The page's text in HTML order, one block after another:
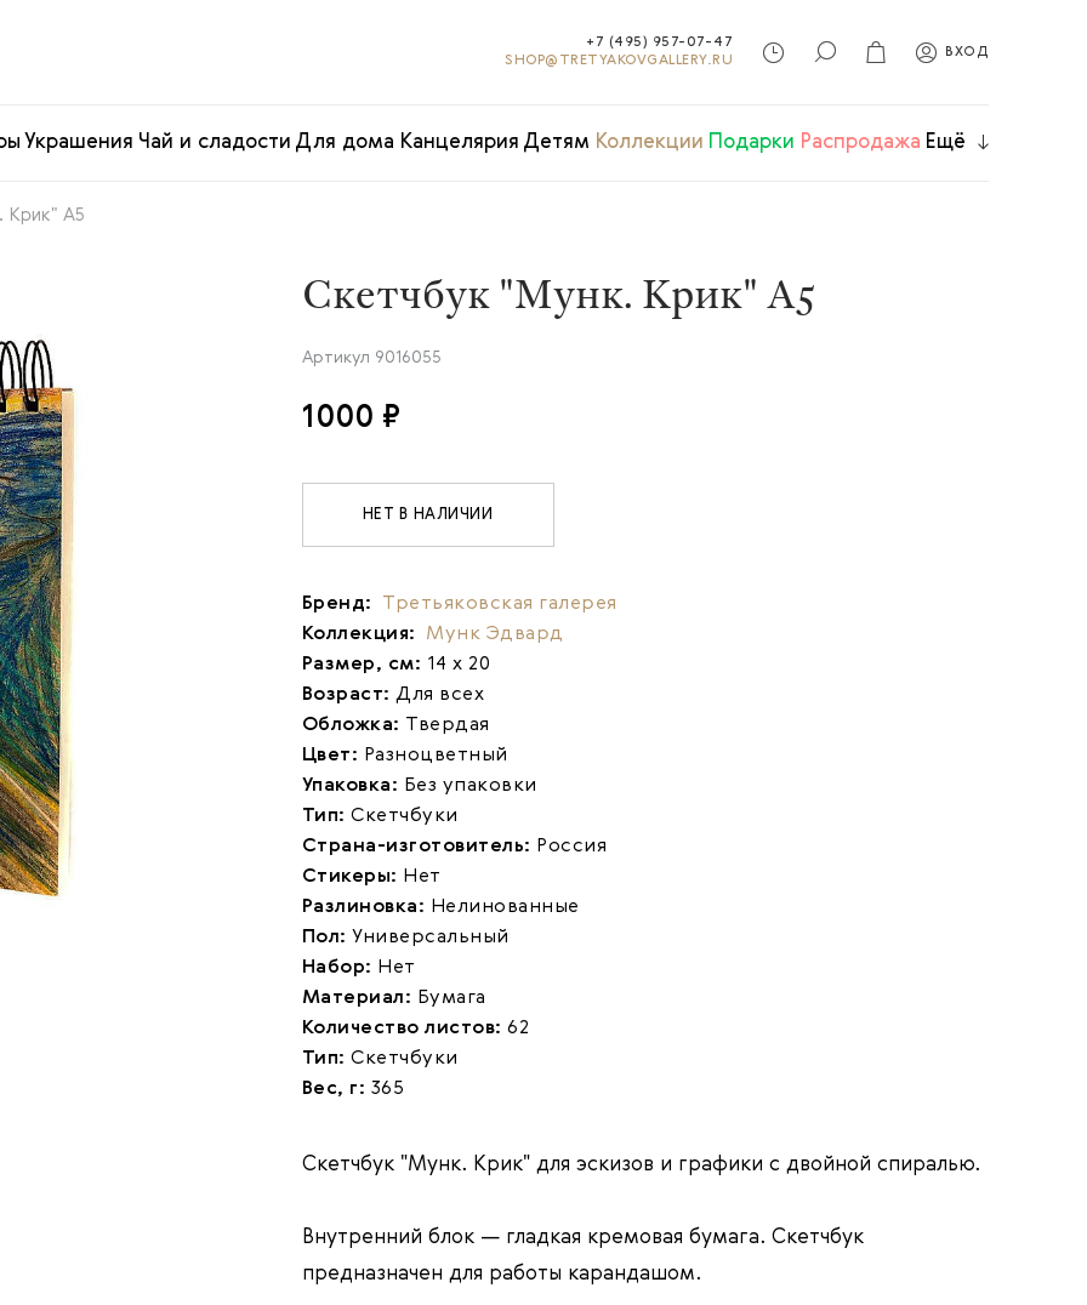
+7 (495) 957-07-47
SHOP@TRETYAKOVGALLERY.RU
ВХОД
Украшения Чай и сладости Для дома Канцелярия Детям Коллекции Подарки Распродажа Ещё
Крик" А5
Скетчбук "Мунк. Крик" А5
Артикул 9016055
1000 ₽
НЕТ В НАЛИЧИИ
Бренд: Третьяковская галерея
Коллекция: Мунк Эдвард
Размер, см: 14 х 20
Возраст:Для всех
Обложка: Твердая
Цвет: Разноцветный
Упаковка: Без упаковки
Тип:Скетчбуки
Страна-изготовитель: Россия
Стикеры: Нет
Разлиновка: Нелинованные
Пол: Универсальный
Набор: Нет
Материал: Бумага
Количество листов:62
Тип:Скетчбуки
Вес, г: 365
Скетчбук "Мунк. Крик" для эскизов и графики с двойной спиралью.
Внутренний блок — гладкая кремовая бумага. Скетчбук
предназначен для работы карандашом.